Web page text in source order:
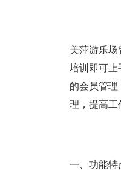
美萍游乐
培训即可上
的会员管
理，提高工
一、功能特